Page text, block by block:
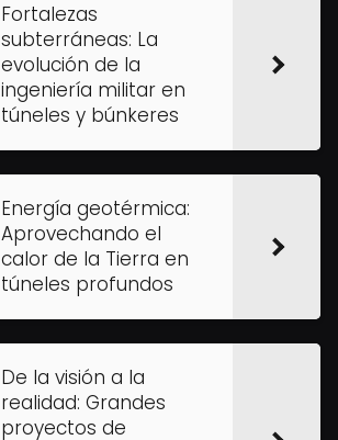
Fortalezas
subterráneas: La
evolución de la
ingeniería militar en
túneles y búnkeres
Energía geotérmica:
Aprovechando el
calor de la Tierra en
túneles profundos
De la visión a la
realidad: Grandes
proyectos de